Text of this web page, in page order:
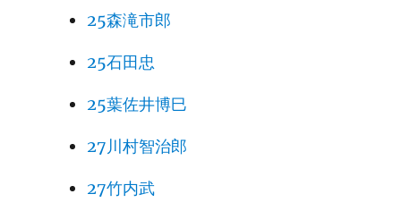
25森滝市郎
25石田忠
25葉佐井博巳
27川村智治郎
27竹内武